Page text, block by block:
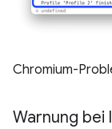
Chromium-
Warnung